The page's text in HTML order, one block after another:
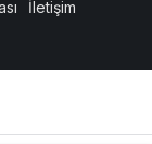
İletişim